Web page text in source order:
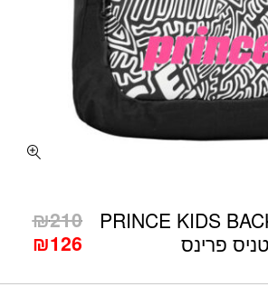
PRINCE KIDS
פרינס
₪210
₪126